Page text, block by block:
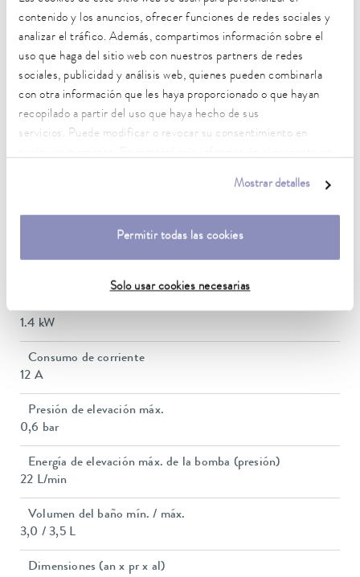
contenido y los anuncios, ofrecer funciones de redes sociales y
analizar el tráfico. Además, compartimos información sobre el
uso que haga del sitio web con nuestros partners de redes
sociales, publicidad y análisis web, quienes pueden combinarla
con otra información que les haya proporcionado o que hayan
recopilado a partir del uso que haya hecho de sus
servicios. Puede modificar o revocar su consentimiento en
Mostrar detalles
Permitir todas las cookies
Solo usar cookies necesarias
Características técnicas (según
DIN 12876)
Rango de temperatura de trabajo
20 ... 200 °C
0.01 ± K
1.4 kW
Consumo de corriente
12 A
Presión de elevación máx.
0,6 bar
Energía de elevación máx. de la bomba (presión)
22 L/min
Volumen del baño mín. / máx.
3,0 / 3,5 L
Dimensiones (an x pr x al)